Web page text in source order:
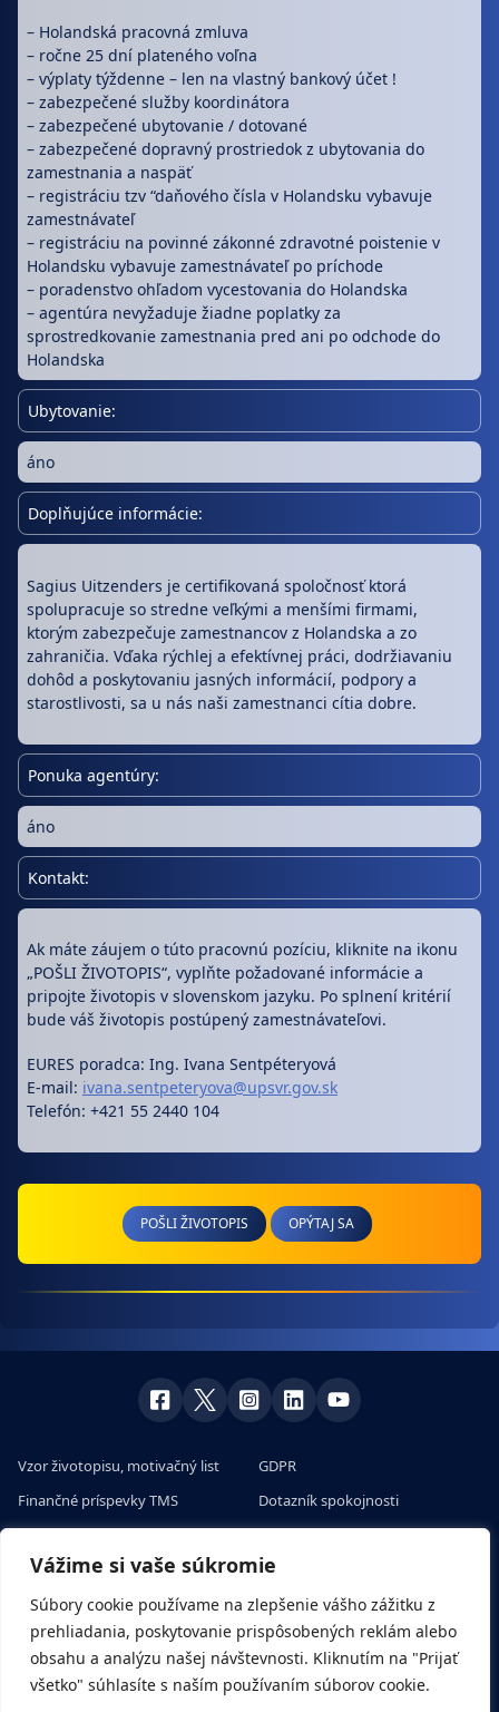
Vážime si vaše súkromie
Súbory cookie používame na zlepšenie vášho zážitku z
prehliadania, poskytovanie prispôsobených reklám alebo
obsahu a analýzu našej návštevnosti. Kliknutím na "Prijať
všetko" súhlasíte s naším používaním súborov cookie.
– Holandská pracovná zmluva
– ročne 25 dní plateného voľna
– výplaty týždenne – len na vlastný bankový účet !
– zabezpečené služby koordinátora
– zabezpečené ubytovanie / dotované
– zabezpečené dopravný prostriedok z ubytovania do
zamestnania a naspäť
– registráciu tzv “daňového čísla v Holandsku vybavuje
zamestnávateľ
– registráciu na povinné zákonné zdravotné poistenie v
Holandsku vybavuje zamestnávateľ po príchode
– poradenstvo ohľadom vycestovania do Holandska
– agentúra nevyžaduje žiadne poplatky za
sprostredkovanie zamestnania pred ani po odchode do
Holandska
Ubytovanie:
áno
Doplňujúce informácie:
Sagius Uitzenders je certifikovaná spoločnosť ktorá
spolupracuje so stredne veľkými a menšími firmami,
ktorým zabezpečuje zamestnancov z Holandska a zo
zahraničia. Vďaka rýchlej a efektívnej práci, dodržiavaniu
dohôd a poskytovaniu jasných informácií, podpory a
starostlivosti, sa u nás naši zamestnanci cítia dobre.
Ponuka agentúry:
áno
Kontakt:
Ak máte záujem o túto pracovnú pozíciu, kliknite na ikonu
„POŠLI ŽIVOTOPIS“, vyplňte požadované informácie a
pripojte životopis v slovenskom jazyku. Po splnení kritérií
bude váš životopis postúpený zamestnávateľovi.
EURES poradca: Ing. Ivana Sentpéteryová
E-mail: ivana.sentpeteryova@upsvr.gov.sk
Telefón: +421 55 2440 104
OPÝTAJ SA
POŠLI ŽIVOTOPIS
Vzor životopisu, motivačný list
Finančné príspevky TMS
Skúsenosti klientov s prácou v
zahraničí
brigádach
Rady a tipy
Nábor zamestnancov cez EURES
GDPR
Dotazník spokojnosti
Veľtrhy práce v Európe
Pracovné ponuky na európskom